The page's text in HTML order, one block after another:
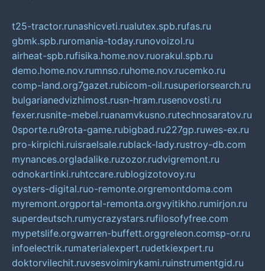
t25-tractor.runashicveti.rualutex.spb.rufas.ru
gbmk.spb.ruromania-today.runovoizol.ru
airheat-spb.rufisika.home.nov.ruorakul.spb.ru
demo.home.nov.rumnso.ruhome.nov.rucemko.ru
comp-land.org7gazet.rubicom-oil.rusuperiorsearch.ru
bulgarianedvizhimost.rusn-hram.rusenovosti.ru
fexer.rusnite-mebel.ruanamvkusno.rutechnosaratov.ru
0sporte.ru9rota-game.rubigbad.ru227gp.ruwes-ex.ru
pro-kirpichi.ruisraelsale.rublack-lady.rustroy-db.com
mynances.orgladalike.ruzozor.rudvigremont.ru
odnokartinki.ruhtccare.rublogizotovoy.ru
oysters-digital.ruo-remonte.orgremontdoma.com
myremont.orgportal-remonta.orgvyitikho.rumirjon.ru
superdeutsch.rumycrazystars.rufilosofyfree.com
mypetslife.orgwarren-buffett.orggreleon.comsp-or.ru
infoelectrik.rumaterialexpert.rudetkiexpert.ru
doktorvilechit.ruvsesvoimirykami.ruinstrumentgid.ru